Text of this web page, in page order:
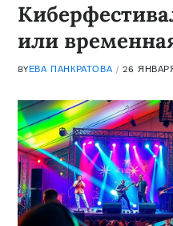
или
BYЕВА ПАНКРАТОВА 26